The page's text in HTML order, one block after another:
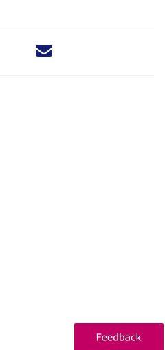
Deel dit nieuwsbericht via X -
Deel dit nieuwsbericht via
Deel dit nieuwsbericht
Deel dit
Rechtspraak.nl
verlaat Rechtspraak.nl
- U verlaat Rechtspraak.nl
- U verlaat Rechtspraak.nl
- U verlaat
hoogte' nieuwsbrief - U verlaat